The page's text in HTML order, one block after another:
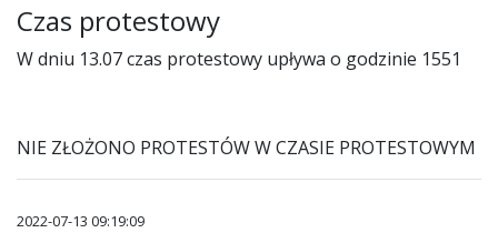
Czas protestowy
W dniu 13.07 czas protestowy upływa o godzinie 1551
NIE ZŁOŻONO PROTESTÓW W CZASIE PROTESTOWYM
2022-07-13 09:19:09